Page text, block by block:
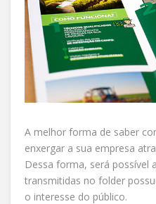
A melhor forma de saber
enxergar a sua empresa
Dessa forma, será possível
transmitidas no folder
o interesse do público.